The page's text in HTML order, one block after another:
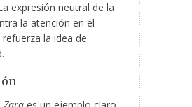
expresión neutral de la
la atención en el
la idea de